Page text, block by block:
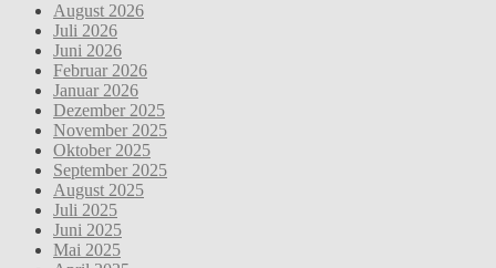
August 2026
Juli 2026
Juni 2026
Februar 2026
Januar 2026
Dezember 2025
November 2025
Oktober 2025
September 2025
August 2025
Juli 2025
Juni 2025
Mai 2025